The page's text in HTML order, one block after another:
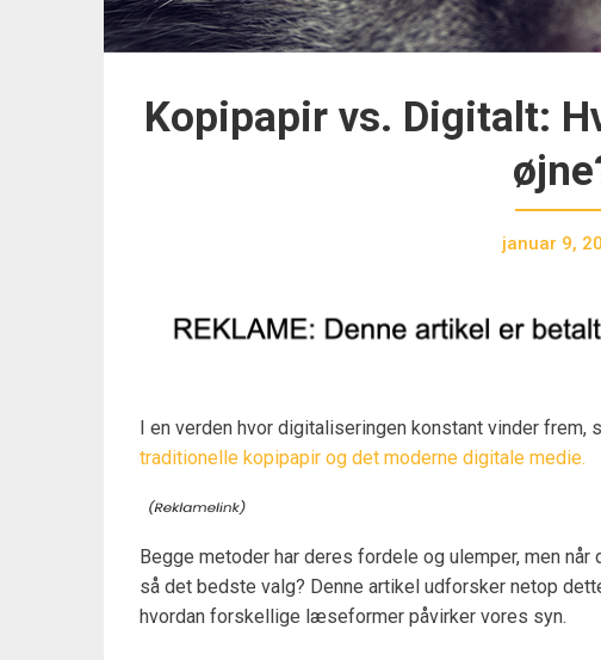
Kopipapir vs. Digitalt:
januar 9,
I en verden hvor digitaliseringen konstant vinder frem,
traditionelle kopipapir og det moderne digitale medie.
Begge metoder har deres fordele og ulemper, men
så det bedste valg? Denne artikel udforsker netop
hvordan forskellige læseformer påvirker vores syn.